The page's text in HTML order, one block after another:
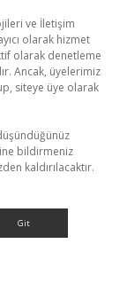
ve İletişim
olarak hizmet
olarak denetleme
Ancak, üyelerimiz
siteye üye olarak
bildirmeniz
kaldırılacaktır.